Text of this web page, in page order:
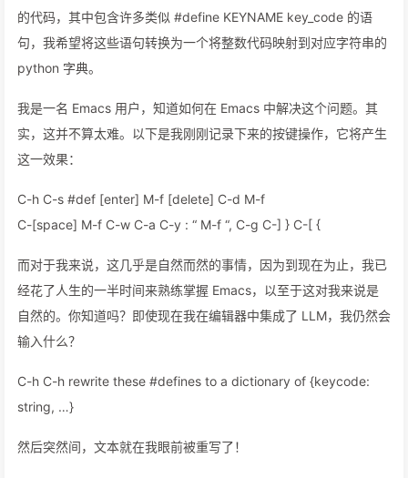
的代码，其中包含许多类似 #define KEYNAME key_code 的语
句，我希望将这些语句转换为一个将整数代码映射到对应字符串的
python 字典。
我是一名 Emacs 用户，知道如何在 Emacs 中解决这个问题。其
实，这并不算太难。以下是我刚刚记录下来的按键操作，它将产生
这一效果：
C-h C-s #def [enter] M-f [delete] C-d M-f
C-[space] M-f C-w C-a C-y : “ M-f “, C-g C-] } C-[ {
而对于我来说，这几乎是自然而然的事情，因为到现在为止，我已
经花了人生的一半时间来熟练掌握 Emacs，以至于这对我来说是
自然的。你知道吗？即使现在我在编辑器中集成了 LLM，我仍然会
输入什么？
C-h C-h rewrite these #defines to a dictionary of {keycode:
string, …}
然后突然间，文本就在我眼前被重写了！